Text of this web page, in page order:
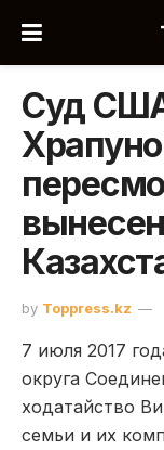
Суд
by Toppress.kz
7 июля 2017
округа
ходатайство
семьи и их